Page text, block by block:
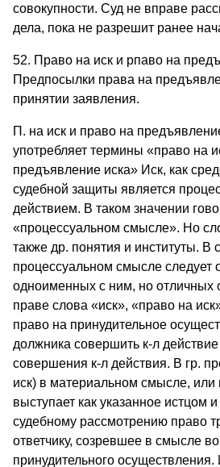
совокупности. Суд не вправе
дела, пока не разрешит ранее
52. Право на иск и рпаво на
Предпосылки права на
принятии заявления.
П. на иск и право на
употребляет термины «право на
предъявление иска» Иск, как
судебной защиты является
действием. В таком значении
«процессуальном смысле». Но
также др. понятия и институты. В
процессуальном смысле следует
одноименных с ним, но отличных
праве слова «иск», «право на
право на принудительное
должника совершить к-л
совершения к-л действия. В гр.
иск) в материальном смысле, или
выступает как указанное истцом
судебному рассмотрению право
ответчику, созревшее в смысле
принудительного осуществления.